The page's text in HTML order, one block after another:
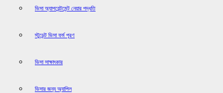
ভিসা অ্যাপয়েন্টমেন্ট নেয়ার পদ্ধতি
স্টুডেন্ট ভিসা ফর্ম পূরণ
ভিসা সাক্ষাৎকার
ভিসার জন্য অ্যাপিল